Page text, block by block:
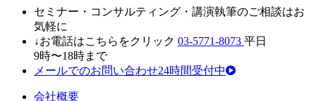
セミナー・ コンサルティング・ 講演執筆のご相談はお
気軽に
↓お電話はこちらをクリック 03-5771-8073 平日
9時〜18時まで
メールでのお問い合わせ24時間受付中
会社概要